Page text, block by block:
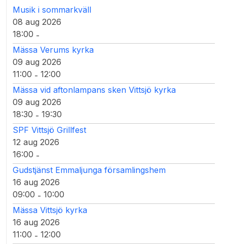
Musik i sommarkväll
08 aug 2026
18:00 -
Mässa Verums kyrka
09 aug 2026
11:00 - 12:00
Mässa vid aftonlampans sken Vittsjö kyrka
09 aug 2026
18:30 - 19:30
SPF Vittsjö Grillfest
12 aug 2026
16:00 -
Gudstjänst Emmaljunga församlingshem
16 aug 2026
09:00 - 10:00
Mässa Vittsjö kyrka
16 aug 2026
11:00 - 12:00